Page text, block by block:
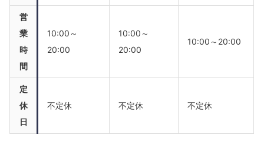
営
業
時
間
10:00～
20:00
10:00～
20:00
10:00～20:00
定
休
日
不定休 不定休 不定休